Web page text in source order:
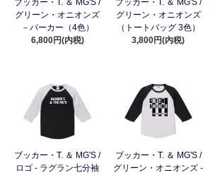
ブッカー・T. ＆ MG'S /
グリーン・オニオンズ
－パーカー（4色）
6,800円(内税)
ブッカー・T. ＆ MG'S /
グリーン・オニオンズ
（トートバッグ 3色）
3,800円(内税)
ブッカー・T. ＆ MG'S /
ロゴ - ラグラン七分袖
ブッカー・T. ＆ MG'S /
グリーン・オニオンズ -